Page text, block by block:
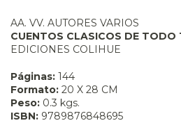
AA. VV. AUTORES VARIOS
CUENTOS CLASICOS DE TODO
EDICIONES COLIHUE
Páginas: 144
Formato: 20 X 28 CM
Peso: 0.3 kgs.
ISBN: 9789876848695